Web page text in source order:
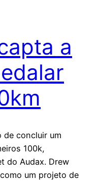
a
de concluir um
100k,
do Audax. Drew
um projeto de